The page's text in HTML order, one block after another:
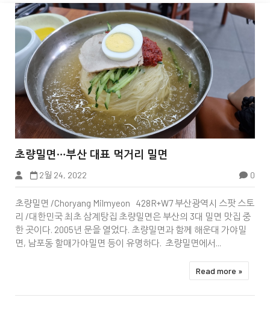


초량밀면…부산 대표 먹거리 밀면
2월 24, 2022 0
초량밀면 /Choryang Milmyeon 428R+W7 부산광역시 스팟 스토
리 /대한민국 최초 삼계탕집 초량밀면은 부산의 3대 밀면 맛집 중
한 곳이다. 2005년 문을 열었다. 초량밀면과 함께 해운대 가야밀
면, 남포동 할매가야밀면 등이 유명하다. 초량밀면에서...
Read more »
부산항국제여객터미널